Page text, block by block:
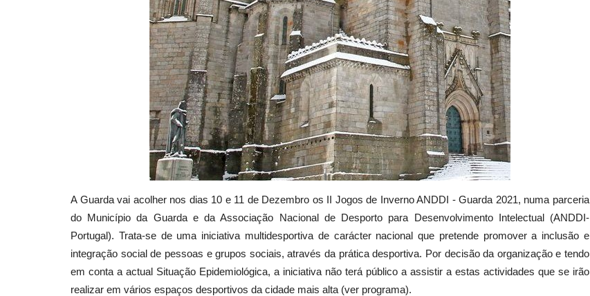
A Guarda vai acolher nos dias 10 e 11 de Dezembro os II Jogos de Inverno ANDDI - Guarda 2021, numa parceria
do Município da Guarda e da Associação Nacional de Desporto para Desenvolvimento Intelectual (ANDDI-
Portugal). Trata-se de uma iniciativa multidesportiva de carácter nacional que pretende promover a inclusão e
integração social de pessoas e grupos sociais, através da prática desportiva. Por decisão da organização e tendo
em conta a actual Situação Epidemiológica, a iniciativa não terá público a assistir a estas actividades que se irão
realizar em vários espaços desportivos da cidade mais alta (ver programa).